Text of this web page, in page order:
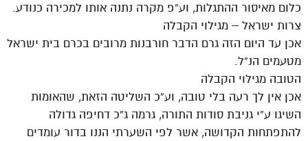
כלום מאיסור ההתגלות, וע”פ מקרה נתנה אותו למכירה כנודע.
צרות ישראל – מגילוי הקבלה
אכן עד היום הזה גרם הדבר חורבנות מרובים בכרם בית ישראל
מטעמים הנ”ל.
הטובה מגילוי הקבלה
אכן אין לך רעה בלי טובה, וע”כ השליטה הזאת, שהאומות
השיגו ע”י גניבת סודות התורה, גרמה ג”כ דחיפה גדולה
להתפתחות הקדושה, אשר לפי השערתי הננו בדור עומדים